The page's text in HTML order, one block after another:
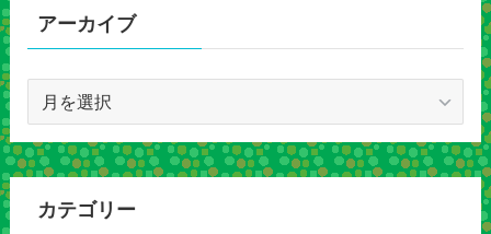
アーカイブ
カ
イ
カテゴリー